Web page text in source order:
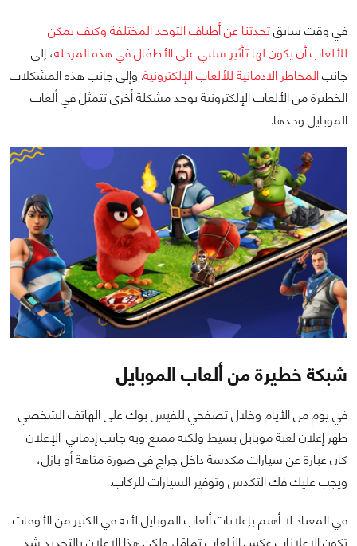
في وقت سابقتحدثنا عن أطياف التوحد المختلفة وكيف يمكن
للألعاب أن يكون لها تأثير سلبي على الأطفال في هذه المرحلة، إلى
جانبالمخاطر الادمانية للألعاب الإلكترونية. وإلى جانب هذه المشكلات
الخطيرة من الألعاب الإلكترونية يوجد مشكلة أخرى تتمثل في ألعاب
الموبايل وحدها.
شبكة خطيرة من ألعاب الموبايل
في يوم من الأيام وخلال تصفحي للفيس بوك على الهاتف الشخصي
ظهر إعلان لعبة موبايل بسيط ولكنه ممتع وبه جانب إدماني. الإعلان
كان عبارة عن سيارات مكدسة داخل جراج في صورة متاهة أو بازل،
ويجب عليك فك التكدس وتوفير السيارات للركاب.
في المعتاد لا أهتم بإعلانات ألعاب الموبايل لأنه في الكثير من الأوقات
تكون الإعلانات عكس الألعاب تمامًا، ولكن هذا الإعلان بالتحديد شد